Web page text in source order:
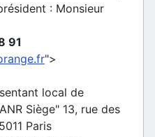
: Monsieur
91
">
local de
Siège" 13, rue des
Paris